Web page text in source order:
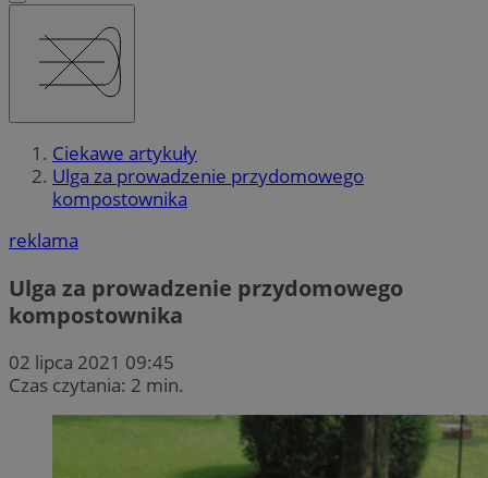
Ciekawe artykuły
Ulga za prowadzenie przydomowego
kompostownika
reklama
Ulga za prowadzenie przydomowego
kompostownika
02 lipca 2021 09:45
Czas czytania: 2 min.